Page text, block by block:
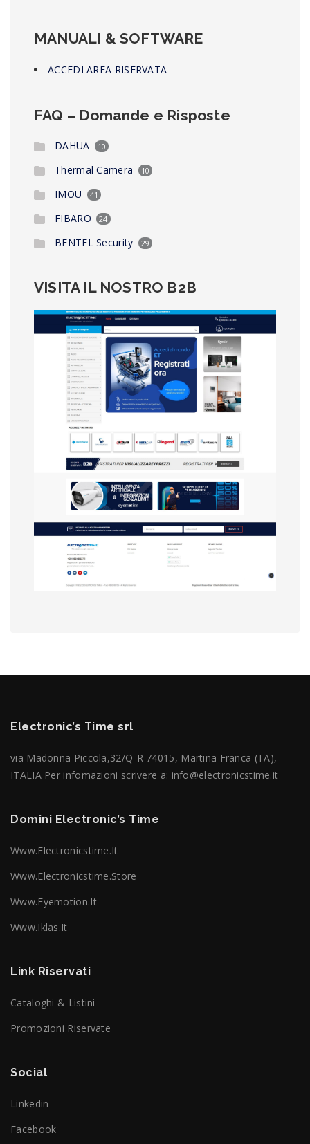
MANUALI & SOFTWARE
ACCEDI AREA RISERVATA
FAQ – Domande e Risposte
DAHUA 10
Thermal Camera 10
IMOU 41
FIBARO 24
BENTEL Security 29
VISITA IL NOSTRO B2B
Electronic’s Time srl
via Madonna Piccola,32/Q-R 74015, Martina Franca (TA),
ITALIA Per infomazioni scrivere a: info@electronicstime.it
Domini Electronic’s Time
Www.electronicstime.it
Www.electronicstime.store
Www.eyemotion.it
Www.iklas.it
Link Riservati
Cataloghi & Listini
Promozioni Riservate
Social
Linkedin
Facebook